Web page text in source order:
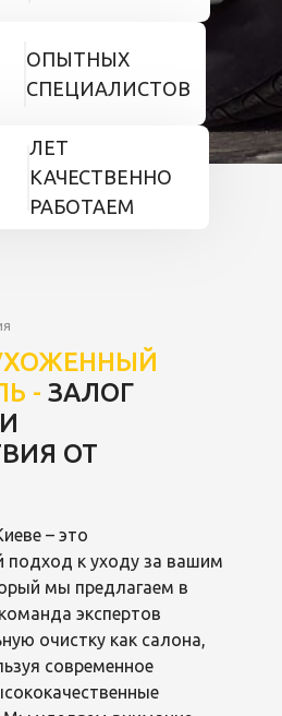
ОПЫТНЫХ
СПЕЦИАЛИСТОВ
ЛЕТ
КАЧЕСТВЕННО
РАБОТАЕМ
- ЗАЛОГ
ОТ
– это
подход к уходу за вашим
мы предлагаем в
экспертов
очистку как салона,
современное